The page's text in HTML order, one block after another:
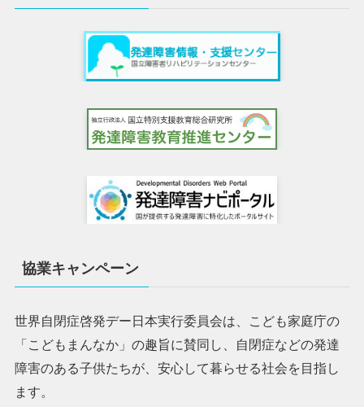
協業キャンペーン
世界自閉症啓発デー日本実行委員会は、こども家庭庁の
「こどもまんなか」の趣旨に賛同し、自閉症などの発達
障害のある子供たちが、安心して暮らせる社会を目指し
ます。